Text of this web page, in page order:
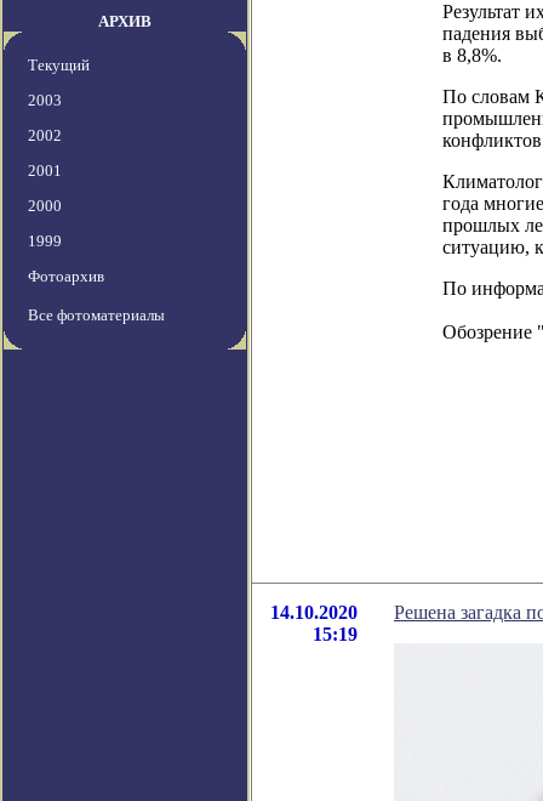
АРХИВ
Текущий
2003
2002
2001
2000
1999
Фотоархив
Все фотоматериалы
Результат
падения
в 8,8%.
По словам
года
прошлых
ситуацию,
По
Обозрение
14.10.2020
15:19
Решена загадка